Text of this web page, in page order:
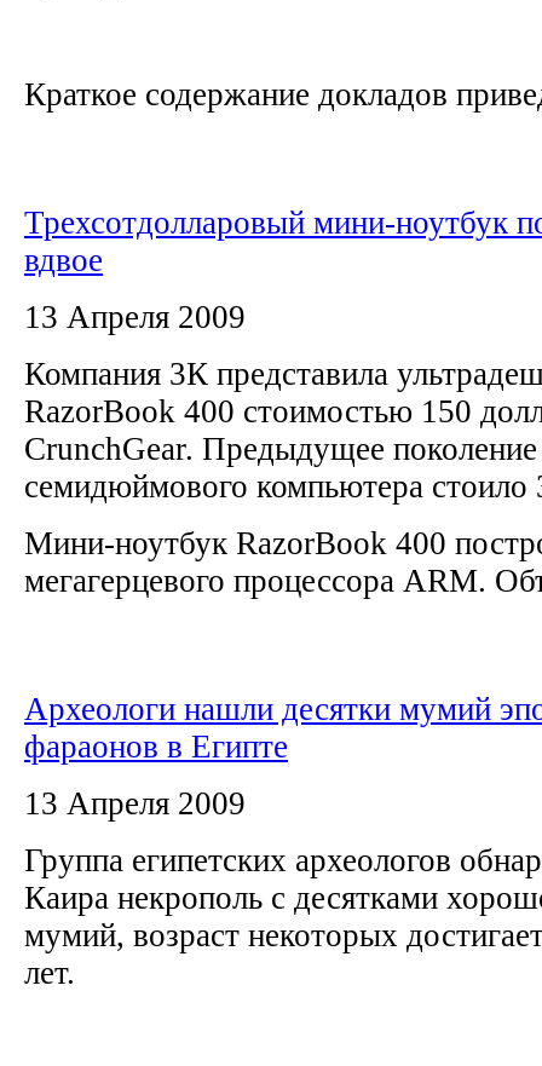
Краткое содержание докладов
Трехсотдолларовый мини-ноутбук
вдвое
13 Апреля 2009
Компания 3К представила
RazorBook 400 стоимостью 150
CrunchGear. Предыдущее поколение
семидюймового компьютера
Мини-ноутбук RazorBook 400
мегагерцевого процессора ARM.
Археологи нашли десятки мумий
фараонов в Египте
13 Апреля 2009
Группа египетских археологов
Каира некрополь с десятками
мумий, возраст некоторых
лет.